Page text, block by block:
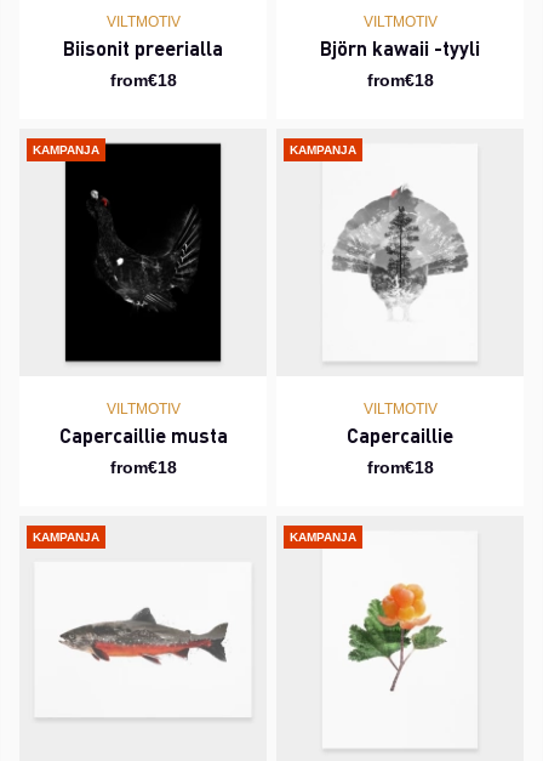
VILTMOTIV
Biisonit preerialla
from€18
VILTMOTIV
Björn kawaii -tyyli
from€18
KAMPANJA
VILTMOTIV
Capercaillie musta
from€18
KAMPANJA
VILTMOTIV
Capercaillie
from€18
KAMPANJA KAMPANJA